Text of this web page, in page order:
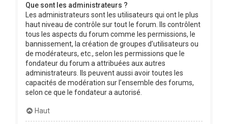
Que sont les administrateurs ?
Les administrateurs sont les utilisateurs qui ont le plus
haut niveau de contrôle sur tout le forum. Ils contrôlent
tous les aspects du forum comme les permissions, le
bannissement, la création de groupes d’utilisateurs ou
de modérateurs, etc., selon les permissions que le
fondateur du forum a attribuées aux autres
administrateurs. Ils peuvent aussi avoir toutes les
capacités de modération sur l’ensemble des forums,
selon ce que le fondateur a autorisé.
Haut